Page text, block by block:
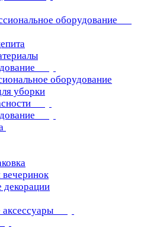
оборудование
оборудование
уборки
декорации